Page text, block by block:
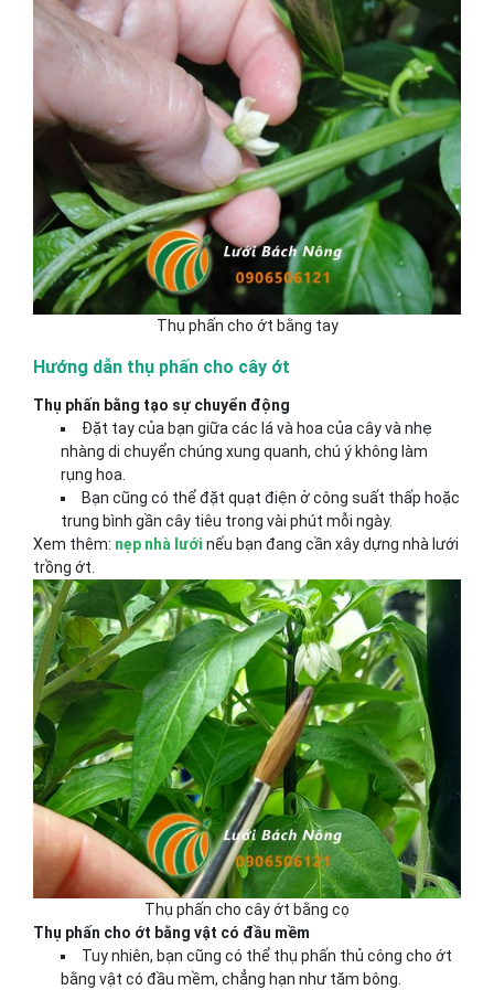
Thụ phấn cho ớt bằng tay
Hướng dẫn thụ phấn cho cây ớt
Thụ phấn bằng tạo sự chuyển động
Đặt tay của bạn giữa các lá và hoa của cây và nhẹ
nhàng di chuyển chúng xung quanh, chú ý không làm
rụng hoa.
Bạn cũng có thể đặt quạt điện ở công suất thấp hoặc
trung bình gần cây tiêu trong vài phút mỗi ngày.
Xem thêm: nẹp nhà lưới nếu bạn đang cần xây dựng nhà lưới
trồng ớt.
Thụ phấn cho cây ớt bằng cọ
Thụ phấn cho ớt bằng vật có đầu mềm
Tuy nhiên, bạn cũng có thể thụ phấn thủ công cho ớt
bằng vật có đầu mềm, chẳng hạn như tăm bông.